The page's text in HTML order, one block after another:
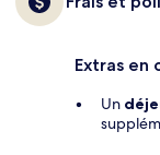
Extras en
Un